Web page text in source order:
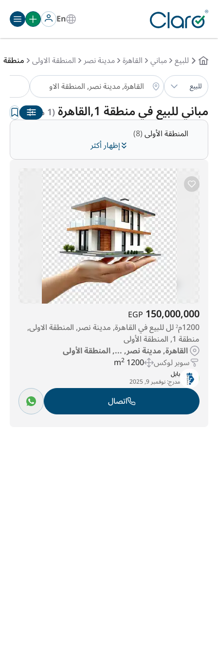
En
للبيع مباني القاهرة مدينة نصر المنطقة الاولى منطقة 1
للبيع
مباني للبيع في منطقة 1,القاهرة (1 مباني )
الترتيب:تلقائي
إظهار أكثر
المنطقة الأولى(8)
150,000,000
EGP
1200م² لل للبيع في القاهرة, مدينة نصر, المنطقة الاولى,
منطقة 1, المنطقة الأولى
القاهرة, مدينة نصر, ..., المنطقة الأولى
سوبر لوكس 1200 m
2
بابل
مدرج:نوفمبر 9, 2025
اتصال